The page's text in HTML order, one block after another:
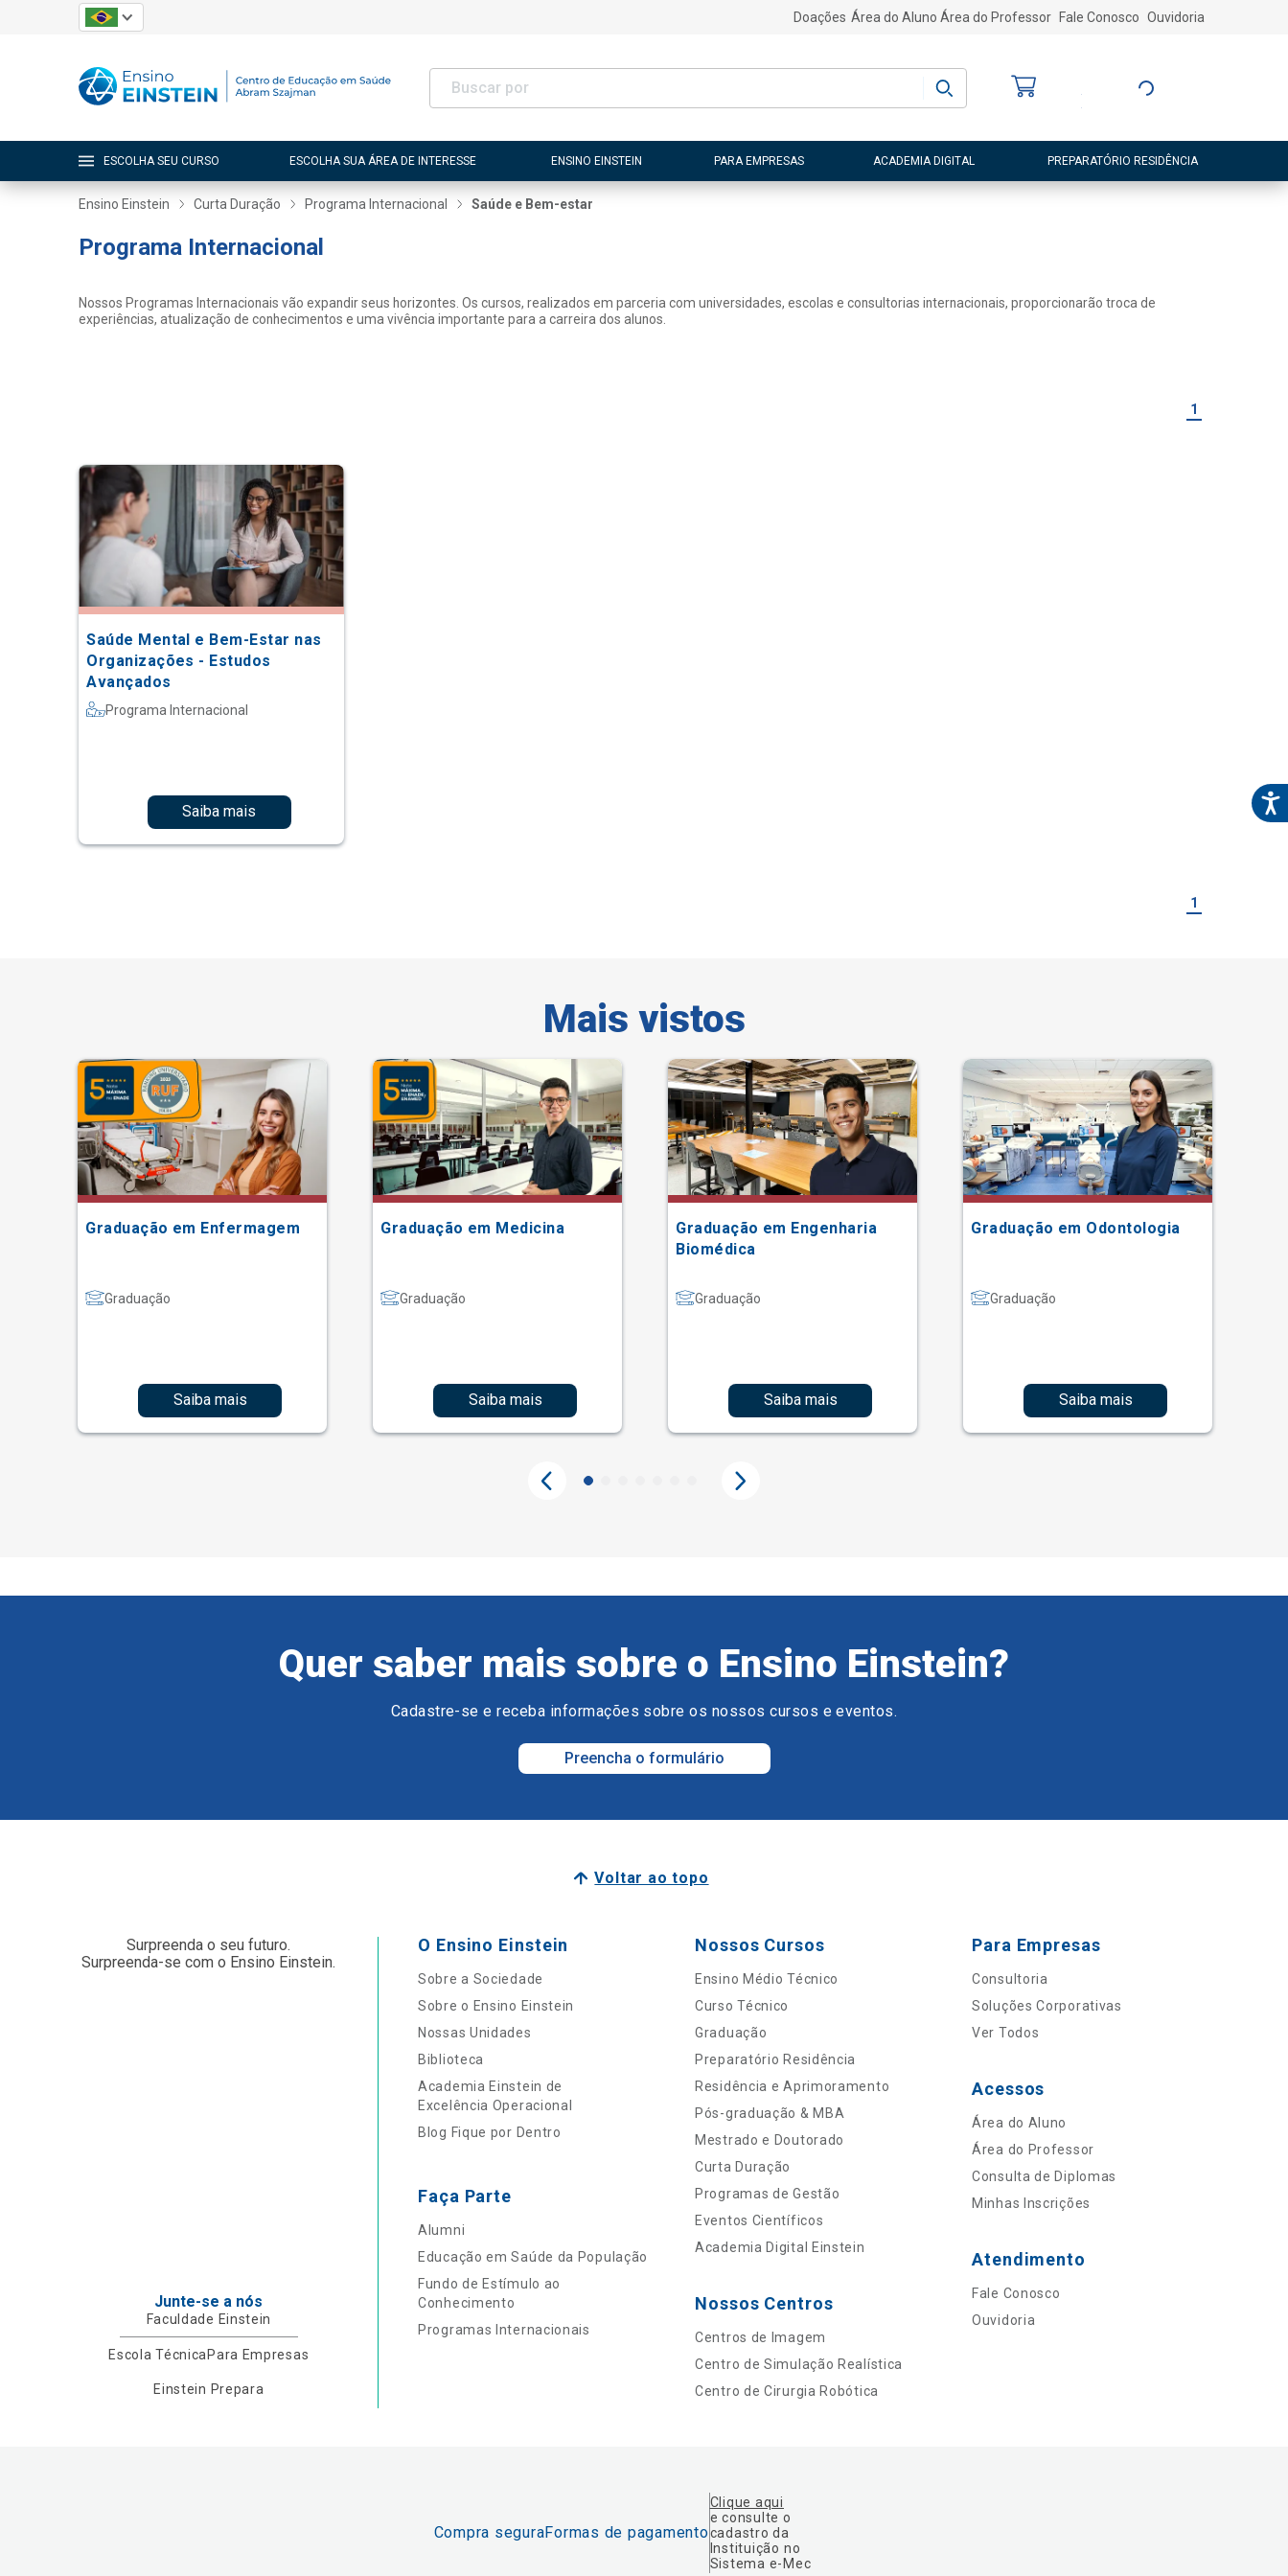
Doações Área do Aluno Área do Professor Fale Conosco Ouvidoria
Entre ou Cadastre-
ESCOLHA SEU CURSO ESCOLHA SUA ÁREA DE INTERESSE ENSINO EINSTEIN PARA EMPRESAS ACADEMIA DIGITAL PREPARATÓRIO RESIDÊNCIA
Ensino Einstein Curta Duração Programa Internacional Saúde e Bem-estar
Programa Internacional
Nossos Programas Internacionais vão expandir seus horizontes. Os cursos, realizados em parceria com universidades, escolas e consultorias internacionais, proporcionarão troca de
experiências, atualização de conhecimentos e uma vivência importante para a carreira dos alunos.
1
Saúde Mental e Bem-Estar nas
Organizações - Estudos
Avançados
Programa Internacional
Saiba mais
1
Mais vistos
Graduação em Enfermagem
Graduação
Saiba mais
Graduação em Medicina
Graduação
Saiba mais
Graduação em Engenharia
Biomédica
Graduação
Saiba mais
Graduação em Odontologia
Graduação
Saiba mais
Quer saber mais sobre o Ensino Einstein?
Cadastre-se e receba informações sobre os nossos cursos e eventos.
Preencha o formulário
Voltar ao topo
Surpreenda o seu futuro.
Surpreenda-se com o Ensino Einstein.
Junte-se a nós
Faculdade Einstein
Escola Técnica Para Empresas
Einstein Prepara
O Ensino Einstein
Sobre a Sociedade
Sobre o Ensino Einstein
Nossas Unidades
Biblioteca
Academia Einstein de
Excelência Operacional
Blog Fique por Dentro
Faça Parte
Alumni
Educação em Saúde da População
Fundo de Estímulo ao
Conhecimento
Programas Internacionais
Nossos Cursos
Ensino Médio Técnico
Curso Técnico
Graduação
Preparatório Residência
Residência e Aprimoramento
Pós-graduação & MBA
Mestrado e Doutorado
Curta Duração
Programas de Gestão
Eventos Científicos
Academia Digital Einstein
Nossos Centros
Centros de Imagem
Centro de Simulação Realística
Centro de Cirurgia Robótica
Para Empresas
Consultoria
Soluções Corporativas
Ver Todos
Acessos
Área do Aluno
Área do Professor
Consulta de Diplomas
Minhas Inscrições
Atendimento
Fale Conosco
Ouvidoria
Compra seguraFormas de pagamento
Clique aqui
e consulte o
cadastro da
Instituição no
Sistema e-Mec